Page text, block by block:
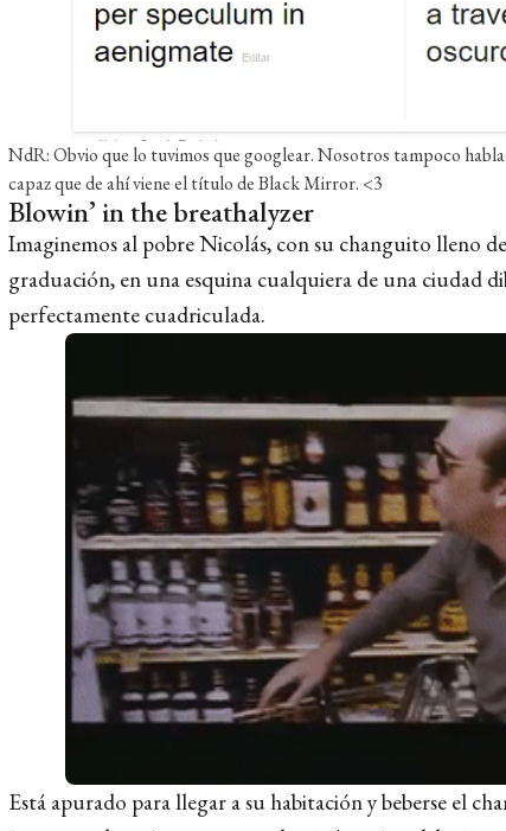
NdR: Obvio que lo tuvimos que googlear. Nosotros tampoco
capaz que de ahí viene el título de Black Mirror. <3
Blowin’ in the breathalyzer
Imaginemos al pobre Nicolás, con su changuito lleno
graduación, en una esquina cualquiera de una ciudad
perfectamente cuadriculada.
Está apurado para llegar a su habitación y beberse el